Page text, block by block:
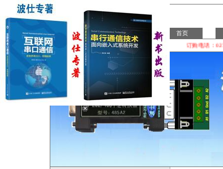
中文
ENGLISH
首页
订购电话：